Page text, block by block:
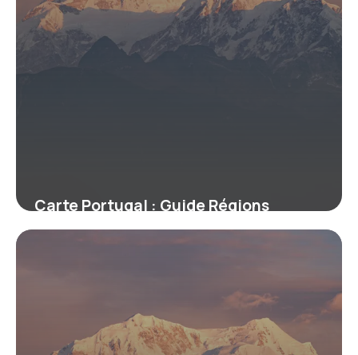
Carte Portugal : Guide Régions
Détaillé